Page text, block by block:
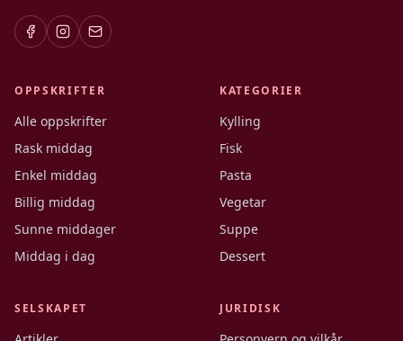
OPPSKRIFTER
Alle oppskrifter
Rask middag
Enkel middag
Billig middag
Sunne middager
Middag i dag
KATEGORIER
Kylling
Fisk
Pasta
Vegetar
Suppe
Dessert
SELSKAPET JURIDISK